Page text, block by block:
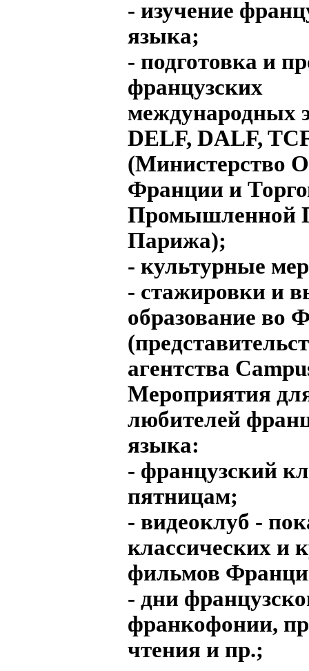
- изучение
языка;
- подготовка и
французских
международных
DELF, DALF,
(Министерство
Франции и
Промышленной
Парижа);
- культурные
- стажировки и
образование во
агентства
Мероприятия
любителей
языка:
- французский
пятницам;
- видеоклуб -
классических и
фильмов
- дни
франкофонии,
чтения и пр.;